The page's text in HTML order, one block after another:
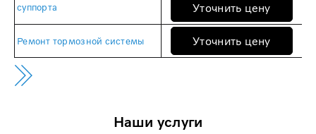
суппорта
Уточнить цену
Ремонт тормозной системы Уточнить цену
Наши услуги